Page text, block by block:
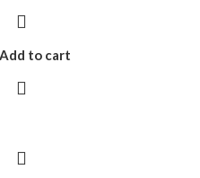
Add to cart